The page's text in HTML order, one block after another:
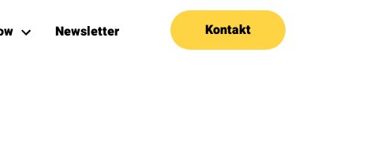
Newsletter Kontakt